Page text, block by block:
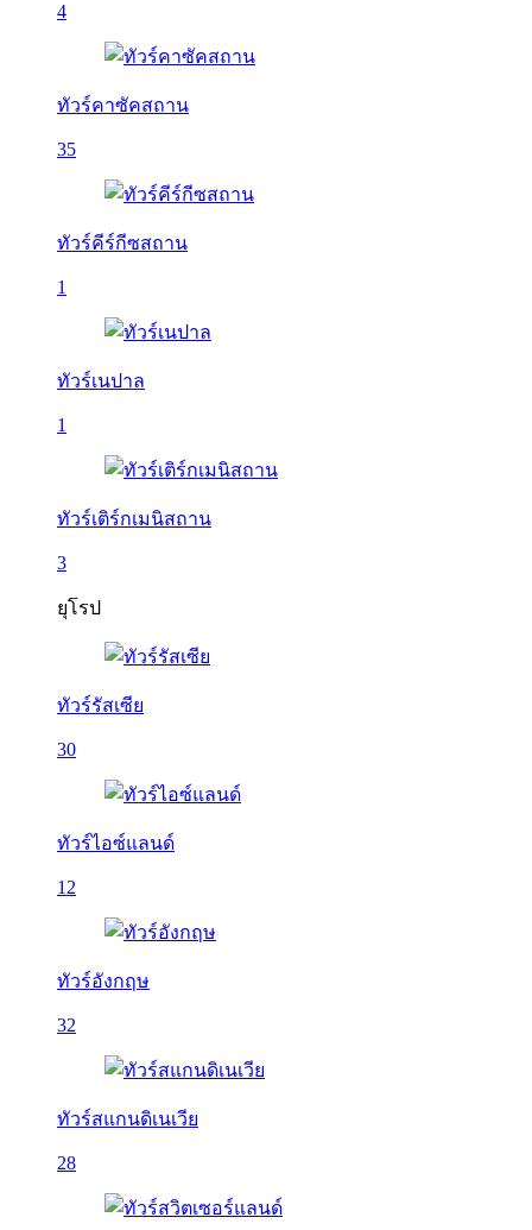
4
ทัวร์คาซัคสถาน
35
ทัวร์คีร์กีซสถาน
1
ทัวร์เนปาล
1
ทัวร์เติร์กเมนิสถาน
3
ยุโรป
ทัวร์รัสเซีย
30
ทัวร์ไอซ์แลนด์
12
ทัวร์อังกฤษ
32
ทัวร์สแกนดิเนเวีย
28